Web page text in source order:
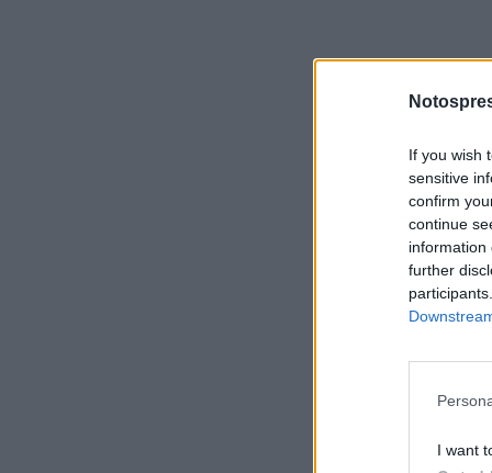
If you wish
sensitive
confirm
continue
information
further
I want